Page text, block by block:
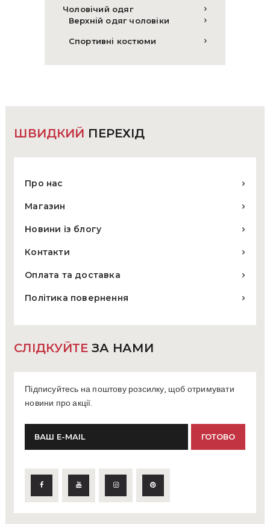
Чоловічий одяг
Верхній одяг чоловіки
Спортивні костюми
ШВИДКИЙ ПЕРЕХІД
Про нас
Магазин
Новини із блогу
Контакти
Оплата та доставка
Політика повернення
СЛІДКУЙТЕ ЗА НАМИ
Підписуйтесь на поштову розсилку, щоб отримувати
новини про акції.